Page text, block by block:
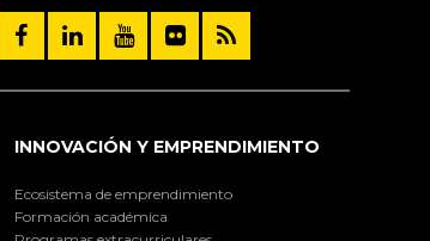
INNOVACIÓN Y EMPRENDIMIENTO
Ecosistema de emprendimiento
Formación académica